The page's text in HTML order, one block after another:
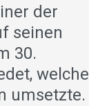
der
seinen
30.
welche
umsetzte.